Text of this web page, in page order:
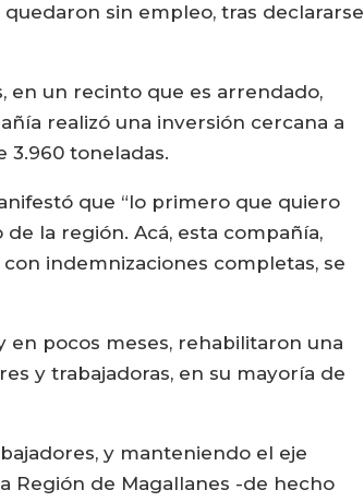
sin empleo, tras declararse
en un recinto que es arrendado,
realizó una inversión cercana a
3.960 toneladas.
que “lo primero que quiero
la región. Acá, esta compañía,
indemnizaciones completas, se
en pocos meses, rehabilitaron una
y trabajadoras, en su mayoría de
y manteniendo el eje
Región de Magallanes -de hecho